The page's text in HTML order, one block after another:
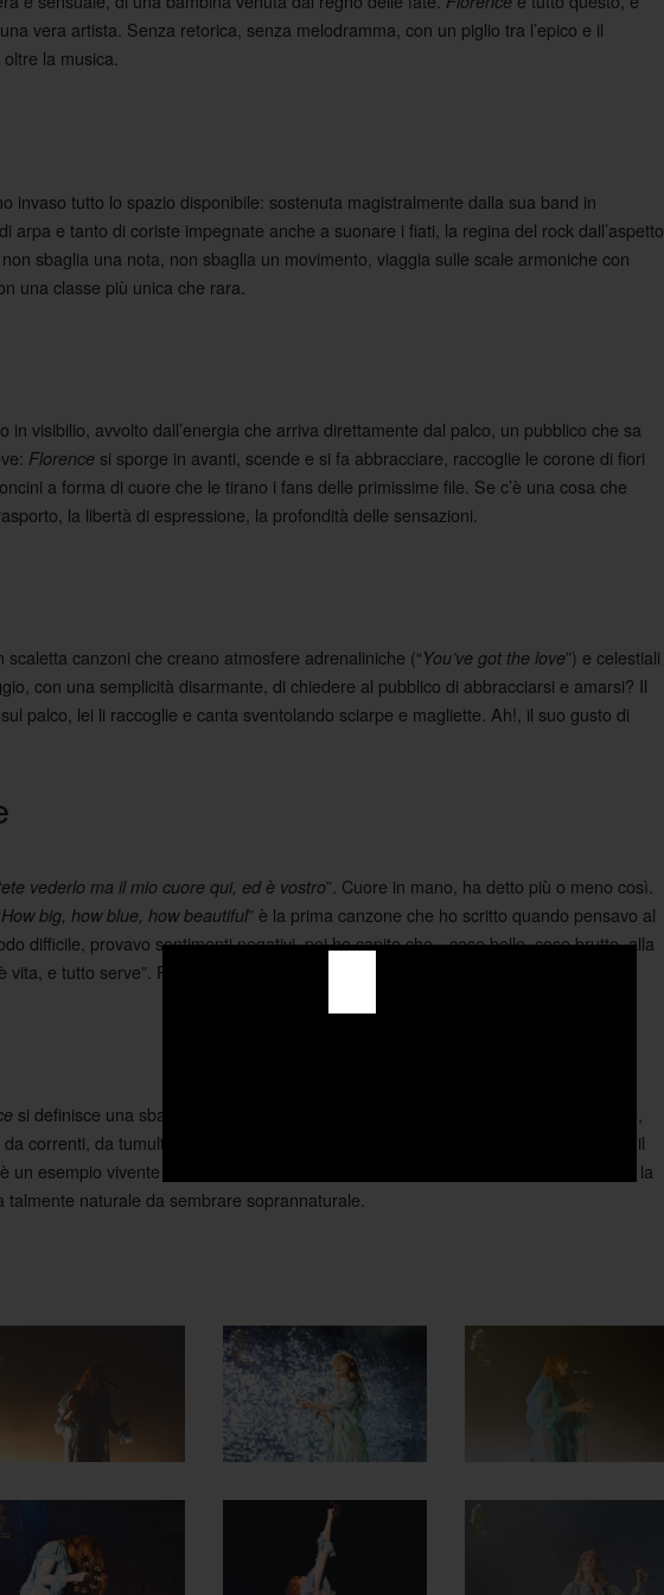
vera artista. Senza retorica, senza melodramma, con un piglio tra l’epico e il
la musica.
invaso tutto lo spazio disponibile: sostenuta magistralmente dalla sua band in
arpa e tanto di coriste impegnate anche a suonare i fiati, la regina del rock dall’aspetto
sbaglia una nota, non sbaglia un movimento, viaggia sulle scale armoniche con
una classe più unica che rara.
in visibilio, avvolto dall’energia che arriva direttamente dal palco, un pubblico che sa
Florence si sporge in avanti, scende e si fa abbracciare, raccoglie le corone di fiori
a forma di cuore che le tirano i fans delle primissime file. Se c’è una cosa che
la libertà di espressione, la profondità delle sensazioni.
scaletta canzoni che creano atmosfere adrenaliniche (“You’ve got the love”) e celestiali
con una semplicità disarmante, di chiedere al pubblico di abbracciarsi e amarsi? Il
palco, lei li raccoglie e canta sventolando sciarpe e magliette. Ah!, il suo gusto di
vederlo ma il mio cuore qui, ed è vostro”. Cuore in mano, ha detto più o meno così.
How big, how blue, how beautiful” è la prima canzone che ho scritto quando pensavo al
difficile, provavo sentimenti negativi, poi ho capito che…cose belle, cose brutte, alla
e tutto serve”. Più o meno così, con sorrisi perfetti.
si definisce una sbandata ma il caos, dice, è ispirazione. E l’ispirazione, da sempre,
correnti, da tumulti che è necessario padroneggiare per esprimere e comunicare il
un esempio vivente di come la creatività artistica può diventare un canale per unire la
naturale da sembrare soprannaturale.